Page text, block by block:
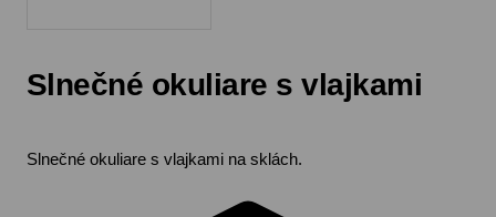
Slnečné okuliare s vlajkami
Slnečné okuliare s vlajkami na sklách.